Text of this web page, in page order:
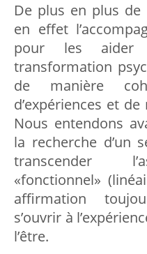
De plus en plus de
en effet
pour les
transformation
de manière
d’expériences et
Nous entendons
la recherche d’un
transcender
«fonctionnel»
affirmation
s’ouvrir à
l’être.